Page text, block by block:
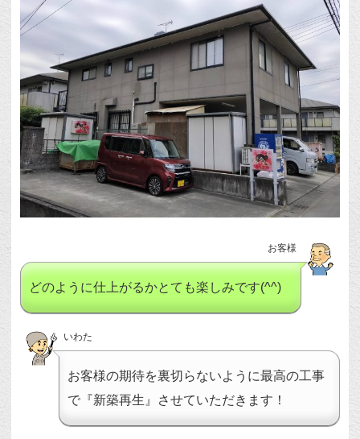
お客様
どのように仕上がるかとても楽しみです(^^)
いわた
お客様の期待を裏切らないように最高の工事
で『新築再生』させていただきます！